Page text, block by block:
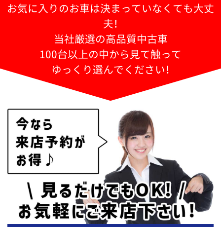
お気に入りのお車は決まっていなくても大丈
夫！
当社厳選の高品質中古車
100台以上の中から見て触って
ゆっくり選んでください！